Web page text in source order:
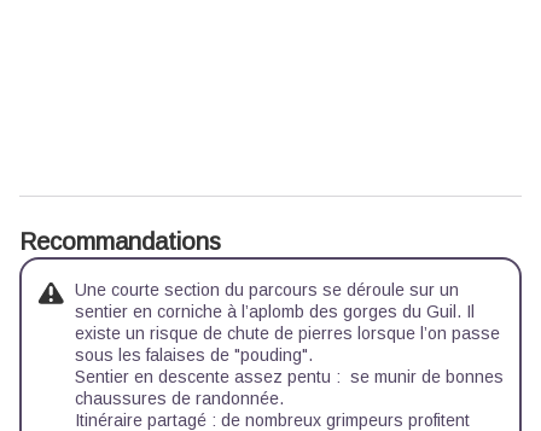
Recommandations
Une courte section du parcours se déroule sur un
sentier en corniche à l’aplomb des gorges du Guil. Il
existe un risque de chute de pierres lorsque l’on passe
sous les falaises de "pouding".
Sentier en descente assez pentu : se munir de bonnes
chaussures de randonnée.
Itinéraire partagé : de nombreux grimpeurs profitent